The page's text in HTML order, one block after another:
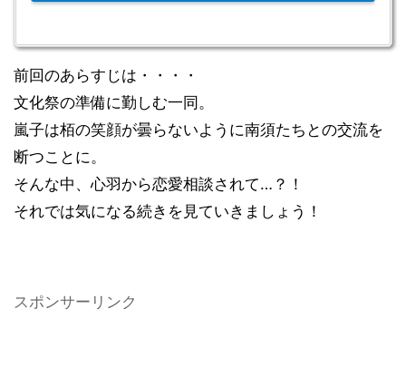
前回のあらすじは・・・・
文化祭の準備に勤しむ一同。
嵐子は栢の笑顔が曇らないように南須たちとの交流を
断つことに。
そんな中、心羽から恋愛相談されて…？！
それでは気になる続きを見ていきましょう！
スポンサーリンク